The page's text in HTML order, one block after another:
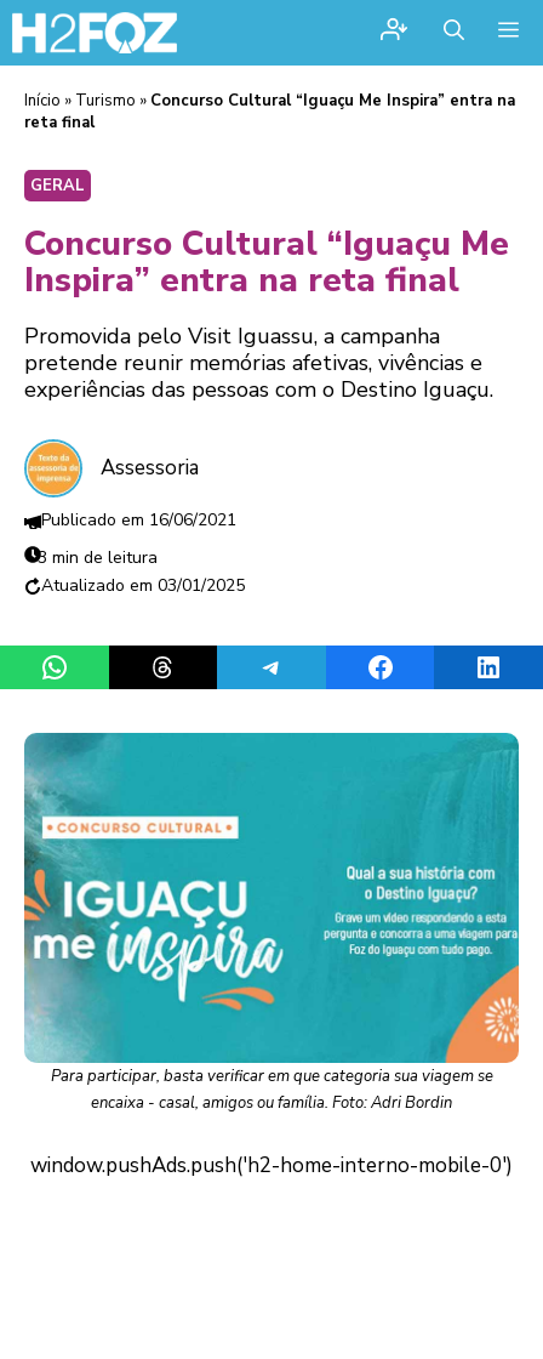
Início » Turismo » Concurso Cultural “Iguaçu Me Inspira” entra na
reta final
GERAL
Concurso Cultural “Iguaçu Me
Inspira” entra na reta final
Promovida pelo Visit Iguassu, a campanha
pretende reunir memórias afetivas, vivências e
experiências das pessoas com o Destino Iguaçu.
Assessoria
16/06/2021
3 min de leitura
03/01/2025
Share on WhatsAppShare on ThreadsShare on TelegramShare on Facebook
Para participar, basta verificar em que categoria sua viagem se
encaixa - casal, amigos ou família. Foto: Adri Bordin